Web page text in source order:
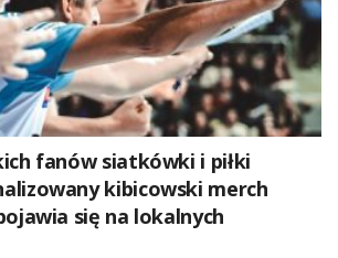
fanów siatkówki i piłki
kibicowski merch
się na lokalnych